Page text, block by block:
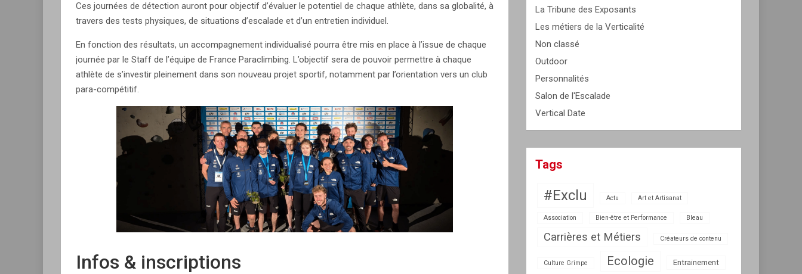
Ces journées de détection auront pour objectif d’évaluer le potentiel de chaque athlète, dans sa globalité, à
travers des tests physiques, de situations d’escalade et d’un entretien individuel.
En fonction des résultats, un accompagnement individualisé pourra être mis en place à l’issue de chaque
journée par le Staff de l’équipe de France Paraclimbing. L’objectif sera de pouvoir permettre à chaque
athlète de s’investir pleinement dans son nouveau projet sportif, notamment par l’orientation vers un club
para-compétitif.
Infos & inscriptions
La Tribune des Exposants
Les métiers de la Verticalité
Non classé
Outdoor
Personnalités
Salon de l'Escalade
Vertical Date
Tags
#Exclu Actu Art et Artisanat
Association Bien-être et Performance Bleau
Carrières et Métiers Créateurs de contenu
Culture Grimpe Ecologie Entrainement